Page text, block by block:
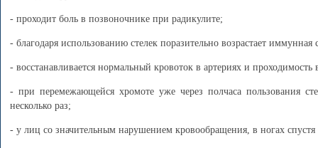
- проходит боль в позвоночнике при радикулите;
- благодаря использованию стелек поразительно возрастает иммунная
- восстанавливается нормальный кровоток в артериях и проходимость
- при перемежающейся хромоте уже через полчаса пользования
несколько раз;
- у лиц со значительным нарушением кровообращения, в ногах спустя